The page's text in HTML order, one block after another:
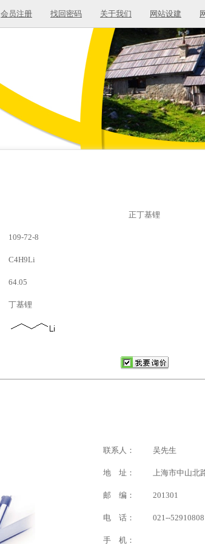
会员注册 找回密码 关于我们 网站设建
正丁基锂
109-72-8
C4H9Li
64.05
丁基锂
联系人： 吴先生
地 址： 上海市中山北
邮 编： 201301
电 话： 021--52910808
手 机：